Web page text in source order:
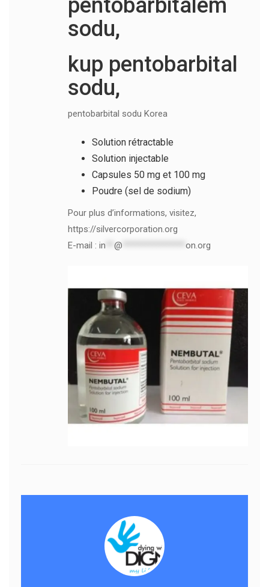
pentobarbitalem
sodu,
kup pentobarbital
sodu,
pentobarbital sodu Korea
Solution rétractable
Solution injectable
Capsules 50 mg et 100 mg
Poudre (sel de sodium)
Pour plus d’informations, visitez,
https://silvercorporation.org
E-mail : in @ on.org